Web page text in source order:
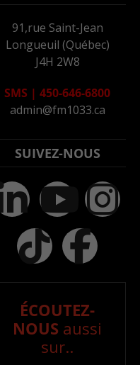
91,rue Saint-Jean
Longueuil (Québec)
J4H 2W8
SMS | 450-646-6800
admin@fm1033.ca
SUIVEZ-NOUS
ÉCOUTEZ-
NOUS aussi
sur..